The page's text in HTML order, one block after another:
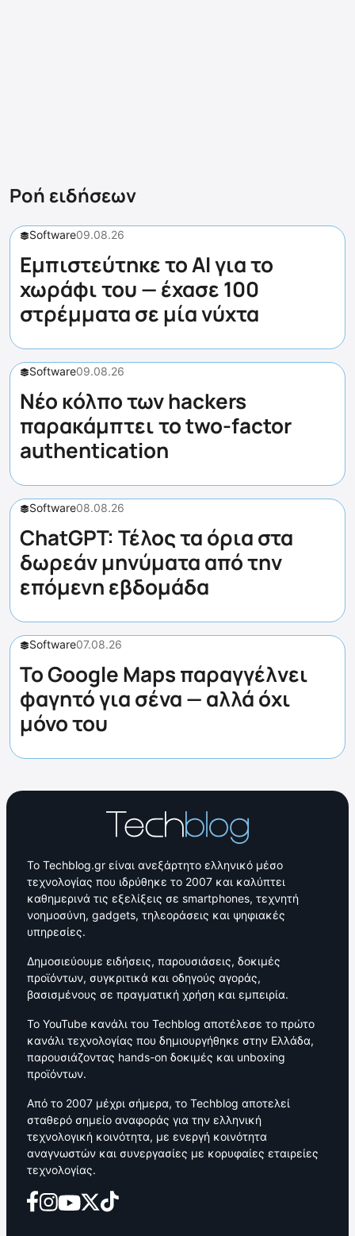
Ροή ειδήσεων
Software09.08.26
Εμπιστεύτηκε το AI για το
χωράφι του — έχασε 100
στρέμματα σε μία νύχτα
Software09.08.26
Νέο κόλπο των hackers
παρακάμπτει το two-factor
authentication
Software08.08.26
ChatGPT: Τέλος τα όρια στα
δωρεάν μηνύματα από την
επόμενη εβδομάδα
Software07.08.26
Το Google Maps παραγγέλνει
φαγητό για σένα — αλλά όχι
μόνο του
Το Techblog.gr είναι ανεξάρτητο ελληνικό μέσο
τεχνολογίας που ιδρύθηκε το 2007 και καλύπτει
καθημερινά τις εξελίξεις σε smartphones, τεχνητή
νοημοσύνη, gadgets, τηλεοράσεις και ψηφιακές
υπηρεσίες.
Δημοσιεύουμε ειδήσεις, παρουσιάσεις, δοκιμές
προϊόντων, συγκριτικά και οδηγούς αγοράς,
βασισμένους σε πραγματική χρήση και εμπειρία.
Το YouTube κανάλι του Techblog αποτέλεσε το πρώτο
κανάλι τεχνολογίας που δημιουργήθηκε στην Ελλάδα,
παρουσιάζοντας hands-on δοκιμές και unboxing
προϊόντων.
Από το 2007 μέχρι σήμερα, το Techblog αποτελεί
σταθερό σημείο αναφοράς για την ελληνική
τεχνολογική κοινότητα, με ενεργή κοινότητα
αναγνωστών και συνεργασίες με κορυφαίες εταιρείες
τεχνολογίας.